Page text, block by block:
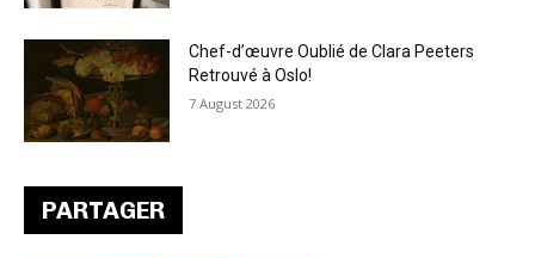
PARTAGER
Chef-d’œuvre Oublié de Clara Peeters
Retrouvé à Oslo!
7 August 2026